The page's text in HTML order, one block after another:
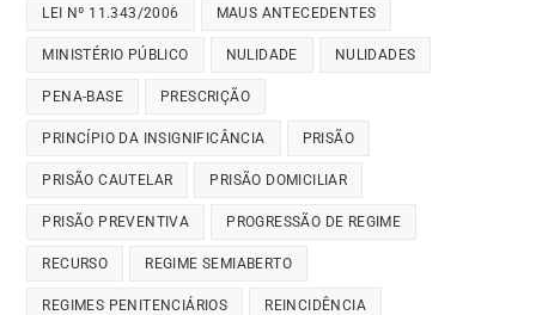
LEI Nº 11.343/2006 MAUS ANTECEDENTES
MINISTÉRIO PÚBLICO NULIDADE NULIDADES
PENA-BASE PRESCRIÇÃO
PRINCÍPIO DA INSIGNIFICÂNCIA PRISÃO
PRISÃO CAUTELAR PRISÃO DOMICILIAR
PRISÃO PREVENTIVA PROGRESSÃO DE REGIME
RECURSO REGIME SEMIABERTO
REGIMES PENITENCIÁRIOS REINCIDÊNCIA